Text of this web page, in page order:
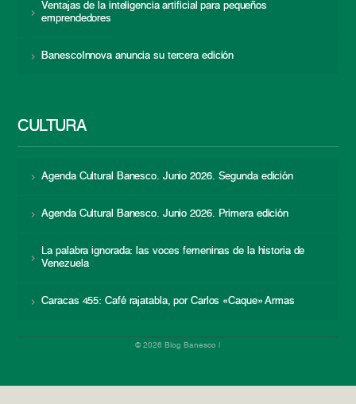
Ventajas de la inteligencia artificial para pequeños
emprendedores
BanescoInnova anuncia su tercera edición
CULTURA
Agenda Cultural Banesco. Junio 2026. Segunda edición
Agenda Cultural Banesco. Junio 2026. Primera edición
La palabra ignorada: las voces femeninas de la historia de
Venezuela
Caracas 455: Café rajatabla, por Carlos «Caque» Armas
© 2026 Blog Banesco |